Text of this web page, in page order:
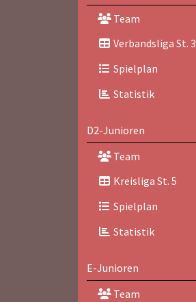
Team
Verbandsliga St. 3
Spielplan
Statistik
D2-Junioren
Team
Kreisliga St. 5
Spielplan
Statistik
E-Junioren
Team